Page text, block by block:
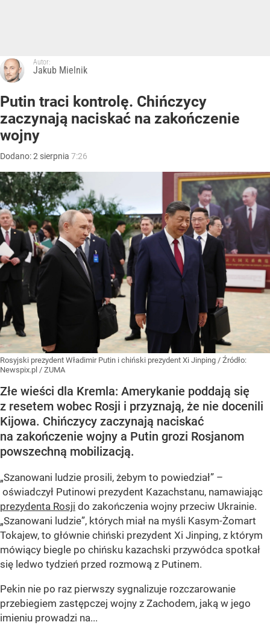
Autor:
Jakub Mielnik
Putin traci kontrolę. Chińczycy
zaczynają naciskać na zakończenie
wojny
Dodano:2 sierpnia 7:26
Rosyjski prezydent Władimir Putin i chiński prezydent Xi Jinping / Źródło:
Newspix.pl / ZUMA
Złe wieści dla Kremla: Amerykanie poddają się
z resetem wobec Rosji i przyznają, że nie docenili
Kijowa. Chińczycy zaczynają naciskać
na zakończenie wojny a Putin grozi Rosjanom
powszechną mobilizacją.
„Szanowani ludzie prosili, żebym to powiedział” –
oświadczył Putinowi prezydent Kazachstanu, namawiając
prezydenta Rosji do zakończenia wojny przeciw Ukrainie.
„Szanowani ludzie”, których miał na myśli Kasym-Żomart
Tokajew, to głównie chiński prezydent Xi Jinping, z którym
mówiący biegle po chińsku kazachski przywódca spotkał
się ledwo tydzień przed rozmową z Putinem.
Pekin nie po raz pierwszy sygnalizuje rozczarowanie
przebiegiem zastępczej wojny z Zachodem, jaką w jego
imieniu prowadzi na...